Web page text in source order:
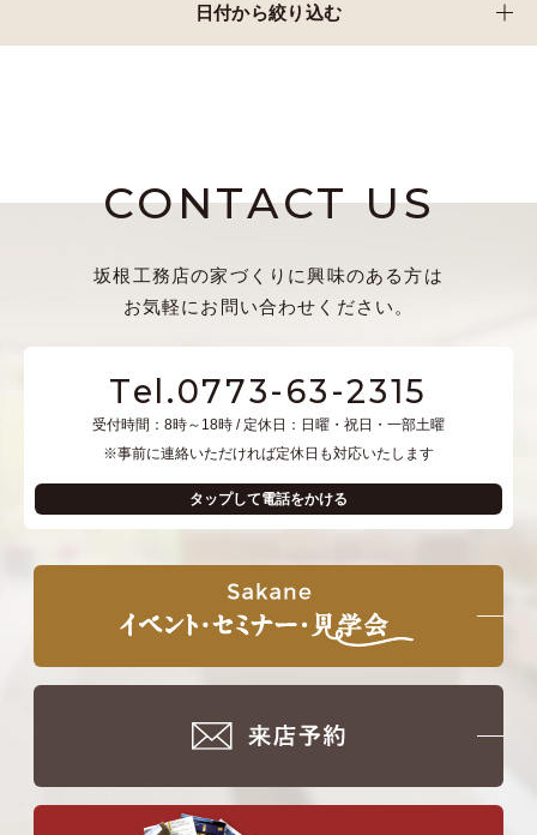
日付から絞り込む
CONTACT US
坂根工務店の家づくりに興味のある方は
お気軽にお問い合わせください。
Tel.0773-63-2315
受付時間：8時～18時 / 定休日：日曜・祝日・一部土曜
※事前に連絡いただければ定休日も対応いたします
タップして電話をかける